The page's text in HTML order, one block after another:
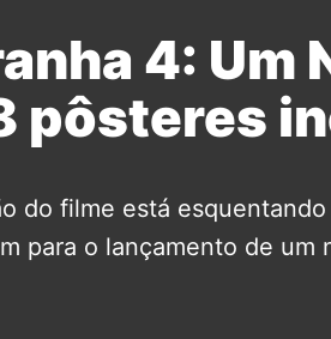
4: Um
pôsteres
do filme está
para o lançamento de um